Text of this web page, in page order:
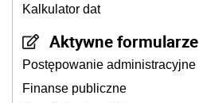
Kalkulator dat
Aktywne formularze
Postępowanie administracyjne
Finanse publiczne